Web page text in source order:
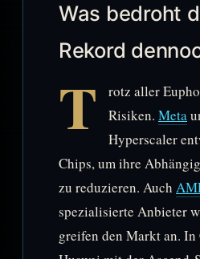
Was bedroht
Rekord
T
rotz aller
Risiken. Meta
Hyperscaler
Chips, um ihre
zu reduzieren. Auch
spezialisierte Anbieter
greifen den Markt an.